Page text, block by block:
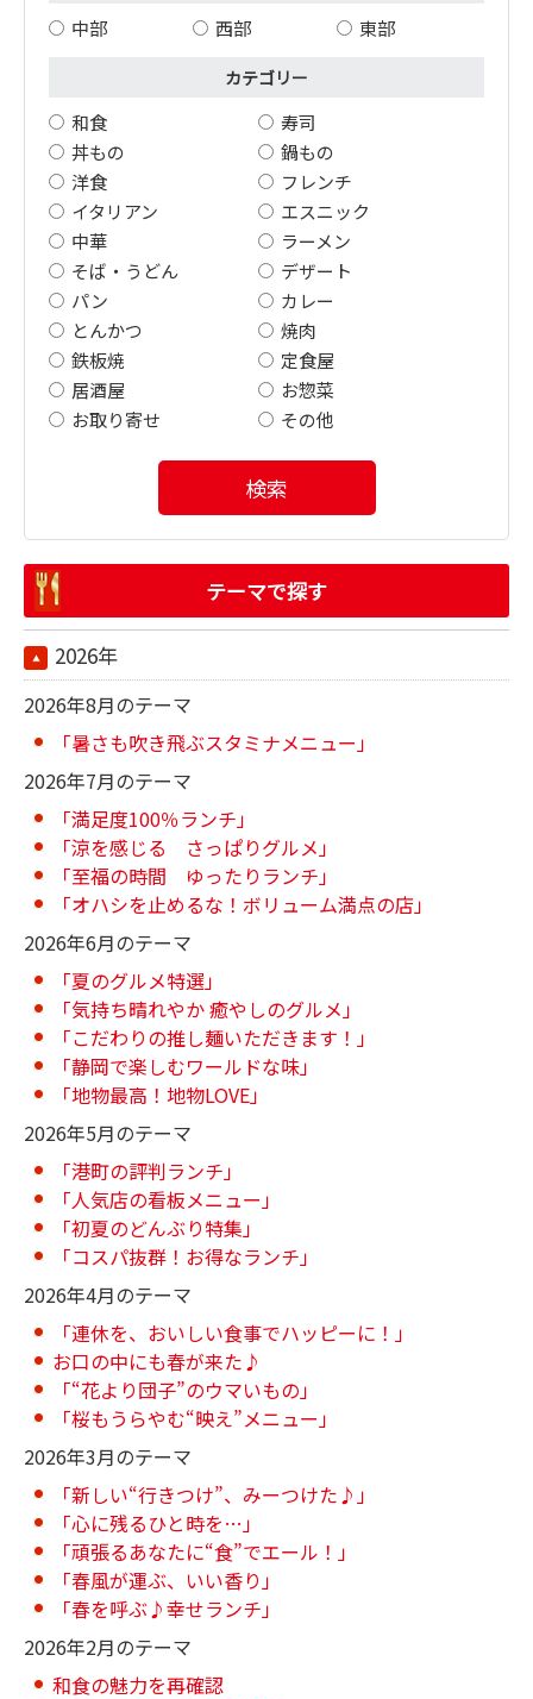
中部 西部 東部
カテゴリー
和食
寿司
丼もの
鍋もの
洋食
フレンチ
イタリアン
エスニック
中華
ラーメン
そば・うどん
デザート
パン
カレー
とんかつ
焼肉
鉄板焼
定食屋
居酒屋
お惣菜
お取り寄せ
その他
検索
テーマで探す
2026年
2026年8月のテーマ
「暑さも吹き飛ぶスタミナメニュー」
2026年7月のテーマ
「満足度100％ランチ」
「涼を感じる さっぱりグルメ」
「至福の時間 ゆったりランチ」
「オハシを止めるな！ボリューム満点の店」
2026年6月のテーマ
「夏のグルメ特選」
「気持ち晴れやか 癒やしのグルメ」
「こだわりの推し麺いただきます！」
「静岡で楽しむワールドな味」
「地物最高！地物LOVE」
2026年5月のテーマ
「港町の評判ランチ」
「人気店の看板メニュー」
「初夏のどんぶり特集」
「コスパ抜群！お得なランチ」
2026年4月のテーマ
「連休を、おいしい食事でハッピーに！」
お口の中にも春が来た♪
「“花より団子”のウマいもの」
「桜もうらやむ“映え”メニュー」
2026年3月のテーマ
「新しい“行きつけ”、みーつけた♪」
「心に残るひと時を…」
「頑張るあなたに“食”でエール！」
「春風が運ぶ、いい香り」
「春を呼ぶ♪幸せランチ」
2026年2月のテーマ
和食の魅力を再確認